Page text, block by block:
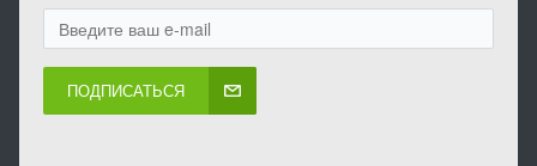
ПОДПИСАТЬСЯ